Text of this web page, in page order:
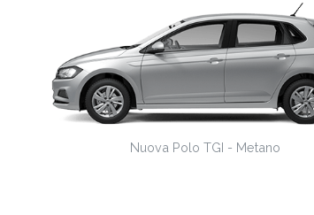
Nuova Polo TGI - Metano